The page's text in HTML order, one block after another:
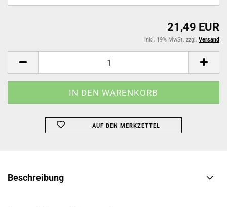
21,49 EUR
inkl. 19% MwSt. zzgl. Versand
AUF DEN MERKZETTEL
Beschreibung